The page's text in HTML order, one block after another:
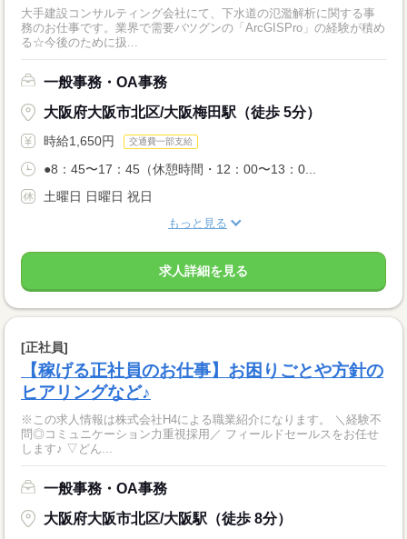
大手建設コンサルティング会社にて、下水道の氾濫解析に関する事
務のお仕事です。業界で需要バツグンの「ArcGISPro」の経験が積め
る☆今後のために扱...
一般事務・OA事務
大阪府大阪市北区/大阪梅田駅（徒歩 5分）
時給1,650円 交通費一部支給
●8：45〜17：45（休憩時間・12：00〜13：0...
土曜日 日曜日 祝日
もっと見る
求人詳細を見る
[正社員]
【稼げる正社員のお仕事】お困りごとや方針の
ヒアリングなど♪
※この求人情報は株式会社H4による職業紹介になります。 ＼経験不
問◎コミュニケーション力重視採用／ フィールドセールスをお任せ
します♪ ▽どん...
一般事務・OA事務
大阪府大阪市北区/大阪駅（徒歩 8分）